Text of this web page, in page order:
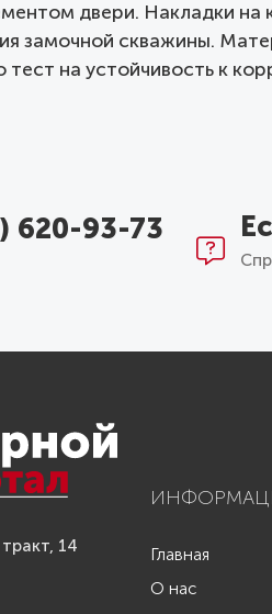
двери. Накладки на
замочной скважины.
на устойчивость к
620-93-73
14
Главная
О нас